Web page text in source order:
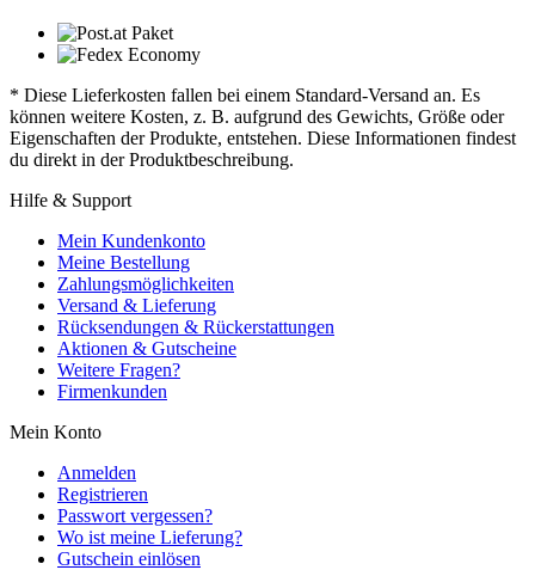
* Diese Lieferkosten fallen bei einem Standard-Versand an. Es
können weitere Kosten, z. B. aufgrund des Gewichts, Größe oder
Eigenschaften der Produkte, entstehen. Diese Informationen findest
du direkt in der Produktbeschreibung.
Hilfe & Support
Mein Kundenkonto
Meine Bestellung
Zahlungsmöglichkeiten
Versand & Lieferung
Rücksendungen & Rückerstattungen
Aktionen & Gutscheine
Weitere Fragen?
Firmenkunden
Mein Konto
Anmelden
Registrieren
Passwort vergessen?
Wo ist meine Lieferung?
Gutschein einlösen